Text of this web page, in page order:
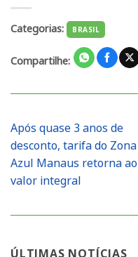
Categorias: BRASIL
Compartilhe:
Após quase 3 anos de
desconto, tarifa do Zona
Azul Manaus retorna ao
valor integral
ÚLTIMAS NOTÍCIAS